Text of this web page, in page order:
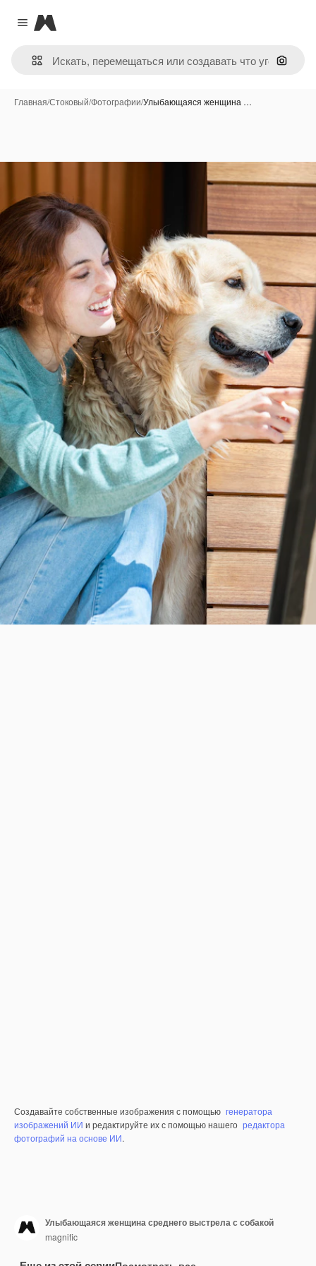
Close menu
Magnific
Поиск
Главная/Стоковый/Фотографии/Улыбающаяся женщина …
Создавайте собственные изображения с помощью генератора
изображений ИИ и редактируйте их с помощью нашего редактора
фотографий на основе ИИ.
Улыбающаяся женщина среднего выстрела с собакой
magnific